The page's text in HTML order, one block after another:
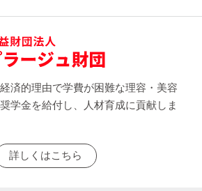
済的理由で学費が困難な理容・美容
学金を給付し、人材育成に貢献しま
詳しくはこちら